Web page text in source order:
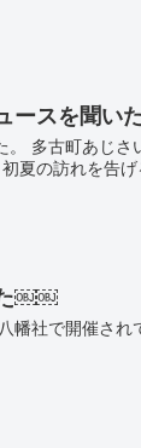
ースを聞
多古町あじ
夏の訪れを告
た￼￼
幡社で開催さ